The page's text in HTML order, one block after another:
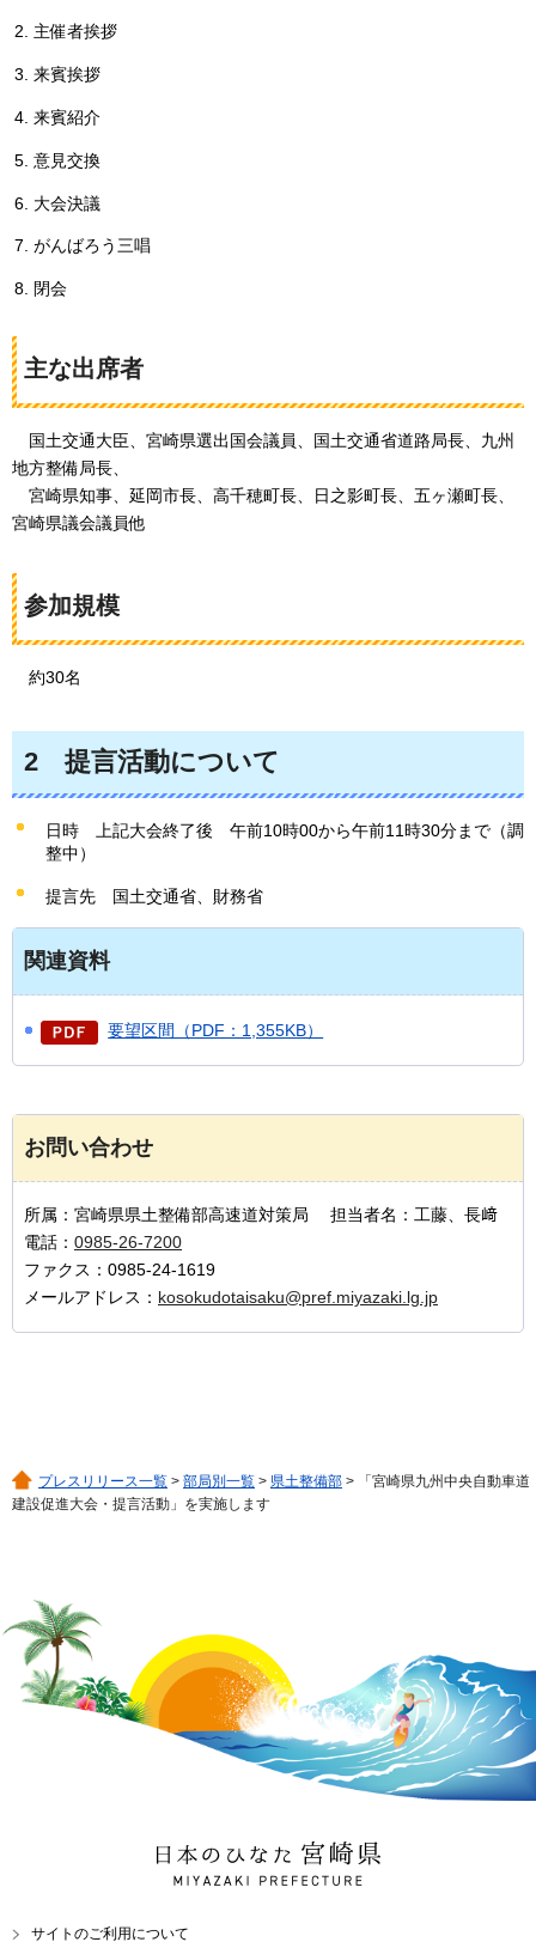
主催者挨拶
来賓挨拶
来賓紹介
意見交換
大会決議
がんばろう三唱
閉会
主な出席者
国土交通大臣、宮崎県選出国会議員、国土交通省道路局長、九州
地方整備局長、
宮崎県知事、延岡市長、高千穂町長、日之影町長、五ヶ瀬町長、
宮崎県議会議員他
参加規模
約30名
2 提言活動について
日時 上記大会終了後 午前10時00から午前11時30分まで（調
整中）
提言先 国土交通省、財務省
関連資料
要望区間（PDF：1,355KB）
お問い合わせ
所属：宮崎県県土整備部高速道対策局 担当者名：工藤、長﨑
電話： 0985-26-7200
ファクス：0985-24-1619
メールアドレス： kosokudotaisaku@pref.miyazaki.lg.jp
プレスリリース一覧 > 部局別一覧 > 県土整備部 > 「宮崎県九州中央自動車道
建設促進大会・提言活動」を実施します
日本のひなた 宮崎県
MIYAZAKI PREFECTURE
サイトのご利用について